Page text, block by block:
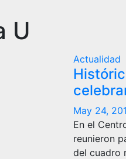
U
Actualidad
May 24,
En el
reunieron
del cuadro